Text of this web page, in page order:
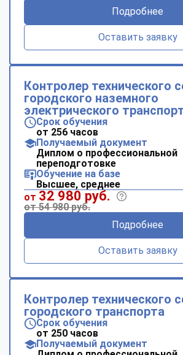
Подробнее
Оставить заявку
Контролер технического
городского наземного
электрического
Срок обучения
от 256 часов
Получаемый документ
Диплом о профессиональной
переподготовке
Обучение на базе
Высшее, среднее
от 32 980 руб.
от 54 980 руб.
Подробнее
Оставить заявку
Контролер технического
городского транспорта
Срок обучения
от 250 часов
Получаемый документ